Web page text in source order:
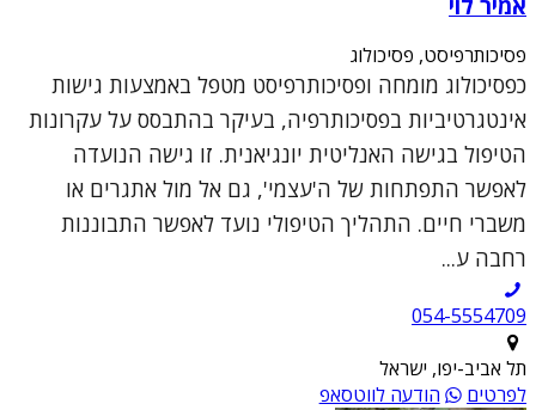
פסיכותרפיסט, פסיכולוג
כפסיכולוג מומחה ופסיכותרפיסט מטפל באמצעות גישות
אינטגרטיביות בפסיכותרפיה, בעיקר בהתבסס על עקרונות
הטיפול בגישה האנליטית יונגיאנית. זו גישה הנועדה
לאפשר התפתחות של ה'עצמי', גם אל מול אתגרים או
משברי חיים. התהליך הטיפולי נועד לאפשר התבוננות
רחבה ע...
054-5554709
תל אביב-יפו, ישראל
לפרטים
הודעה לווטסאפ